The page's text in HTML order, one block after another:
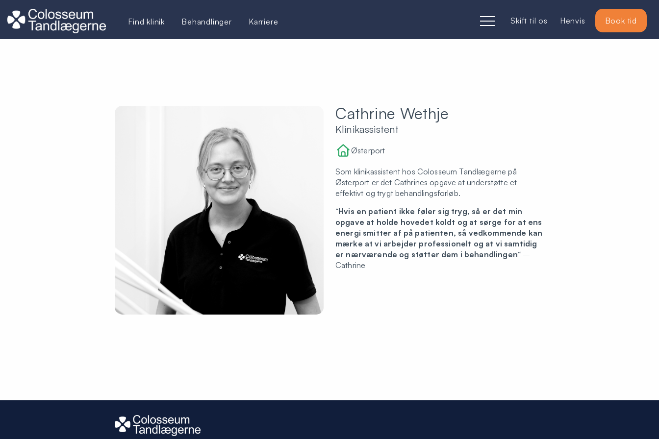
Cathrine Wethje
Klinikassistent
Østerport
Som klinikassistent hos Colosseum Tandlægerne på
Østerport er det Cathrines opgave at understøtte et
effektivt og trygt behandlingsforløb.
“Hvis en patient ikke føler sig tryg, så er det min
opgave at holde hovedet koldt og at sørge for at ens
energi smitter af på patienten, så vedkommende kan
mærke at vi arbejder professionelt og at vi samtidig
er nærværende og støtter dem i behandlingen“ –
Cathrine
Find klinik Behandlinger Karriere Skift til os Henvis Book tid